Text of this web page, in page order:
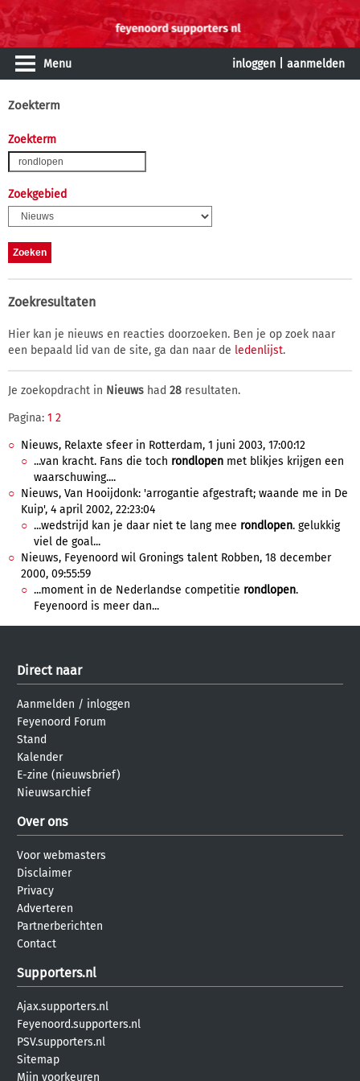
Menu inloggen aanmelden
Zoekterm
Zoekterm
Zoekgebied
Zoekresultaten
Hier kan je nieuws en reacties doorzoeken. Ben je op zoek naar
een bepaald lid van de site, ga dan naar de ledenlijst.
Je zoekopdracht in Nieuws had 28 resultaten.
Pagina: 1 2
Nieuws, Relaxte sfeer in Rotterdam, 1 juni 2003, 17:00:12
...van kracht. Fans die toch rondlopen met blikjes krijgen een
waarschuwing....
Nieuws, Van Hooijdonk: 'arrogantie afgestraft; waande me in De
Kuip', 4 april 2002, 22:23:04
...wedstrijd kan je daar niet te lang mee rondlopen. gelukkig
viel de goal...
Nieuws, Feyenoord wil Gronings talent Robben, 18 december
2000, 09:55:59
...moment in de Nederlandse competitie rondlopen.
Feyenoord is meer dan...
Direct naar
Aanmelden / inloggen
Feyenoord Forum
Stand
Kalender
E-zine (nieuwsbrief)
Nieuwsarchief
Over ons
Voor webmasters
Disclaimer
Privacy
Adverteren
Partnerberichten
Contact
Supporters.nl
Ajax.supporters.nl
Feyenoord.supporters.nl
PSV.supporters.nl
Sitemap
Mijn voorkeuren